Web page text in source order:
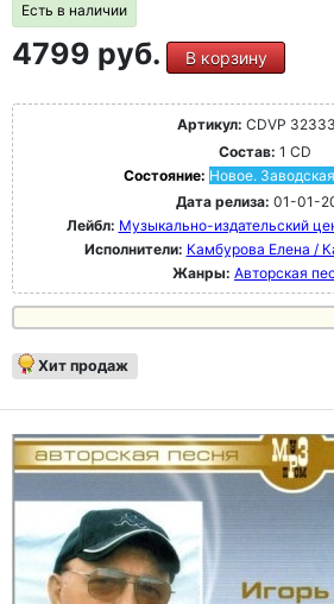
Есть в наличии
4799 руб. В корзину
Артикул: CDVP
Состав: 1 CD
Состояние: Новое.
Дата релиза: 01-01-
Лейбл: Музыкально-издательский
Исполнители: Камбурова Елена /
Жанры: Авторская
Хит продаж